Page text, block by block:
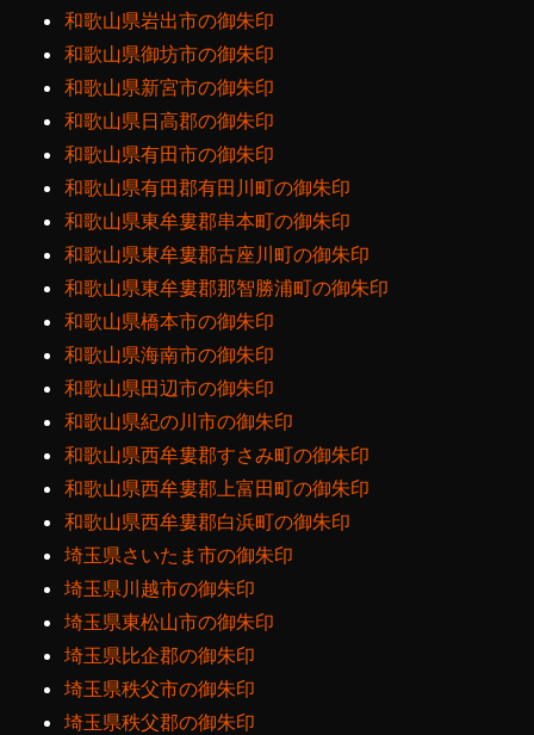
和歌山県岩出市の御朱印
和歌山県御坊市の御朱印
和歌山県新宮市の御朱印
和歌山県日高郡の御朱印
和歌山県有田市の御朱印
和歌山県有田郡有田川町の御朱印
和歌山県東牟婁郡串本町の御朱印
和歌山県東牟婁郡古座川町の御朱印
和歌山県東牟婁郡那智勝浦町の御朱印
和歌山県橋本市の御朱印
和歌山県海南市の御朱印
和歌山県田辺市の御朱印
和歌山県紀の川市の御朱印
和歌山県西牟婁郡すさみ町の御朱印
和歌山県西牟婁郡上富田町の御朱印
和歌山県西牟婁郡白浜町の御朱印
埼玉県さいたま市の御朱印
埼玉県川越市の御朱印
埼玉県東松山市の御朱印
埼玉県比企郡の御朱印
埼玉県秩父市の御朱印
埼玉県秩父郡の御朱印